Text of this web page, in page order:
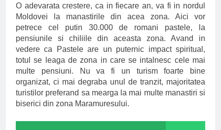
O adevarata crestere, ca in fiecare an, va fi in nordul
Moldovei la manastirile din acea zona. Aici vor
petrece cel putin 30.000 de romani pastele, la
pensiunile si chiliile din aceasta zona. Avand in
vedere ca Pastele are un puternic impact spiritual,
totul se leaga de zona in care se intalnesc cele mai
multe pensiuni. Nu va fi un turism foarte bine
organizat, ci mai degraba unul de tranzit, majoritatea
turistilor preferand sa mearga la mai multe manastiri si
biserici din zona Maramuresului.